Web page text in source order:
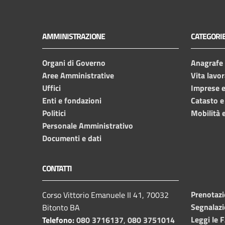
AMMINISTRAZIONE
Organi di Governo
Aree Amministrative
Uffici
Enti e fondazioni
Politici
Personale Amministrativo
Documenti e dati
Vita
Imprese
Catasto
Mobilità
CONTATTI
Corso Vittorio Emanuele II 41, 70032
Bitonto BA
Telefono:080 3716137, 080 3751014
Leggi le